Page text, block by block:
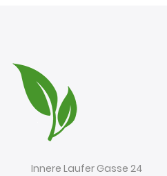
Innere Laufer Gasse 24